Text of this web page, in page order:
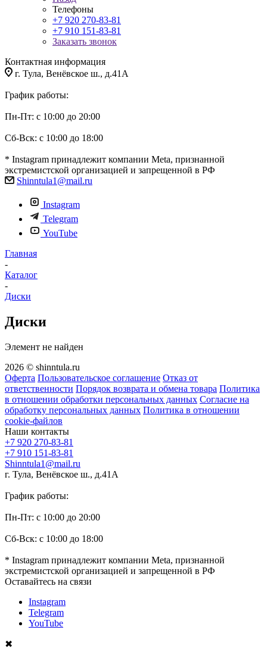
Телефоны
+7 920 270-83-81
+7 910 151-83-81
Заказать звонок
Контактная информация
г. Тула, Венёвское ш., д.41А
График работы:
Пн-Пт: с 10:00 до 20:00
Сб-Вск: с 10:00 до 18:00
* Instagram принадлежит компании Meta, признанной
экстремистской организацией и запрещенной в РФ
Shinntula1@mail.ru
Instagram
Telegram
YouTube
Главная
-
Каталог
-
Диски
Диски
Элемент не найден
2026 © shinntula.ru
Оферта Пользовательское соглашение Отказ от
ответственности Порядок возврата и обмена товара Политика
в отношении обработки персональных данных Согласие на
обработку персональных данных Политика в отношении
cookie-файлов
Наши контакты
+7 920 270-83-81
+7 910 151-83-81
Shinntula1@mail.ru
г. Тула, Венёвское ш., д.41А
График работы:
Пн-Пт: с 10:00 до 20:00
Сб-Вск: с 10:00 до 18:00
* Instagram принадлежит компании Meta, признанной
экстремистской организацией и запрещенной в РФ
Оставайтесь на связи
Instagram
Telegram
YouTube
✖